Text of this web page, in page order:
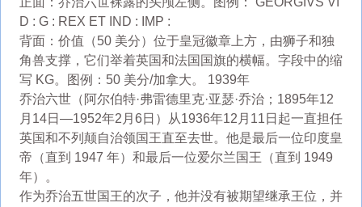
D : G : REX ET IND : IMP :
背面：价值（50 美分）位于皇冠徽章上方，由狮子和独
角兽支撑，它们举着英国和法国国旗的横幅。字段中的缩
写 KG。图例：50 美分/加拿大。 1939年
乔治六世（阿尔伯特·弗雷德里克·亚瑟·乔治；1895年12
月14日—1952年2月6日）从1936年12月11日起一直担任
英国和不列颠自治领国王直至去世。他是最后一位印度皇
帝（直到 1947 年）和最后一位爱尔兰国王（直到 1949
年）。
作为乔治五世国王的次子，他并没有被期望继承王位，并